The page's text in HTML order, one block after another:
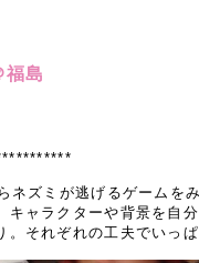
福島
ネズミが逃げるゲームを
キャラクターや背景を自
。それぞれの工夫でいっ